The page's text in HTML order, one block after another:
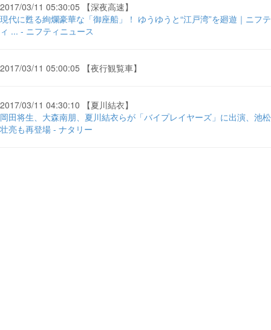
2017/03/11 05:30:05 【深夜高速】
現代に甦る絢爛豪華な「御座船」！ ゆうゆうと“江戸湾”を廻遊｜ニフテ
ィ ... - ニフティニュース
2017/03/11 05:00:05 【夜行観覧車】
2017/03/11 04:30:10 【夏川結衣】
岡田将生、大森南朋、夏川結衣らが「バイプレイヤーズ」に出演、池松
壮亮も再登場 - ナタリー